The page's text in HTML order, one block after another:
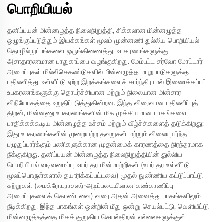
பொறியியல்
தனிப்பயன் மின்னழுத்த நிலைநிறுத்தி, சிக்கலான மின்னழுத்த
ஒழுங்குப்படுத்தும் இயக்கங்கள் மூலம் முன்னணி துல்லிய பொறியியல்
தொழில்நுட்பங்களை ஒருங்கிணைத்து, உபகரணங்களுக்கு
அசாதாரணமான பாதுகாப்பை வழங்குகிறது. மேம்பட்ட சர்வோ மோட்டார்
அமைப்புகள் மில்லிசெகண்டுகளில் மின்னழுத்த மாறுபாடுகளுக்கு
பதிலளித்து, உள்ளீட்டு ஏற்ற இறக்கங்களைச் சார்ந்திராமல் இணைக்கப்பட்ட
உபகரணங்களுக்கு தொடர்ச்சியான மற்றும் நிலையான மின்சார
விநியோகத்தை உறுதிப்படுத்துகின்றன. இந்த விரைவான பதிலளிப்புத்
திறன், மின்னணு உபகரணங்களின் மிக முக்கியமான பாகங்களை
பாதிக்கக்கூடிய மின்னழுத்த உச்சம் மற்றும் வீழ்ச்சிகளைத் தடுக்கிறது;
இது உபகரணங்களின் முறையற்ற தவறுகள் மற்றும் விலையுயர்ந்த
பழுதுப்பார்க்கும் பணிகளுக்கான முதன்மைக் காரணத்தை நிரந்தரமாக
நீக்குகிறது. தனிப்பயன் மின்னழுத்த நிலைநிறுத்தியின் துல்லிய
பொறியியல் வடிவமைப்பு, உயர் தர மின்மாற்றிகள் (உயர் தர உள்ளீட்டு
மூலப்பொருள்களால் தயாரிக்கப்பட்டவை) முதல் நுண்ணிய கட்டுப்பாட்டு
சுற்றுகள் (மைக்ரோபுராசஸர்-அடிப்படையிலான கண்காணிப்பு
அமைப்புகளைக் கொண்டவை) வரை அதன் அனைத்து பாகங்களிலும்
நீடிக்கிறது. இந்த பாகங்கள் ஒன்றின் மீது ஒன்று செயல்பட்டு, வெளியீட்டு
மின்னழுத்தத்தை மிகக் குறுகிய செயல்திறன் எல்லைகளுக்குள்